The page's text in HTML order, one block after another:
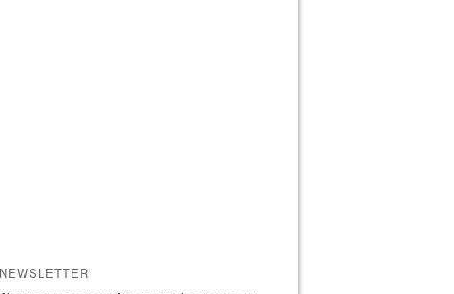
NEWSLETTER